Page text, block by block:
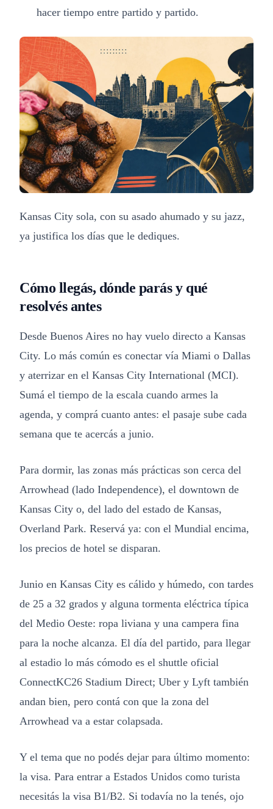
hacer tiempo entre partido y partido.
Kansas City sola, con su asado ahumado y su jazz,
ya justifica los días que le dediques.
Cómo llegás, dónde parás y qué
resolvés antes
Desde Buenos Aires no hay vuelo directo a Kansas
City. Lo más común es conectar vía Miami o Dallas
y aterrizar en el Kansas City International (MCI).
Sumá el tiempo de la escala cuando armes la
agenda, y comprá cuanto antes: el pasaje sube cada
semana que te acercás a junio.
Para dormir, las zonas más prácticas son cerca del
Arrowhead (lado Independence), el downtown de
Kansas City o, del lado del estado de Kansas,
Overland Park. Reservá ya: con el Mundial encima,
los precios de hotel se disparan.
Junio en Kansas City es cálido y húmedo, con tardes
de 25 a 32 grados y alguna tormenta eléctrica típica
del Medio Oeste: ropa liviana y una campera fina
para la noche alcanza. El día del partido, para llegar
al estadio lo más cómodo es el shuttle oficial
ConnectKC26 Stadium Direct; Uber y Lyft también
andan bien, pero contá con que la zona del
Arrowhead va a estar colapsada.
Y el tema que no podés dejar para último momento:
la visa. Para entrar a Estados Unidos como turista
necesitás la visa B1/B2. Si todavía no la tenés, ojo